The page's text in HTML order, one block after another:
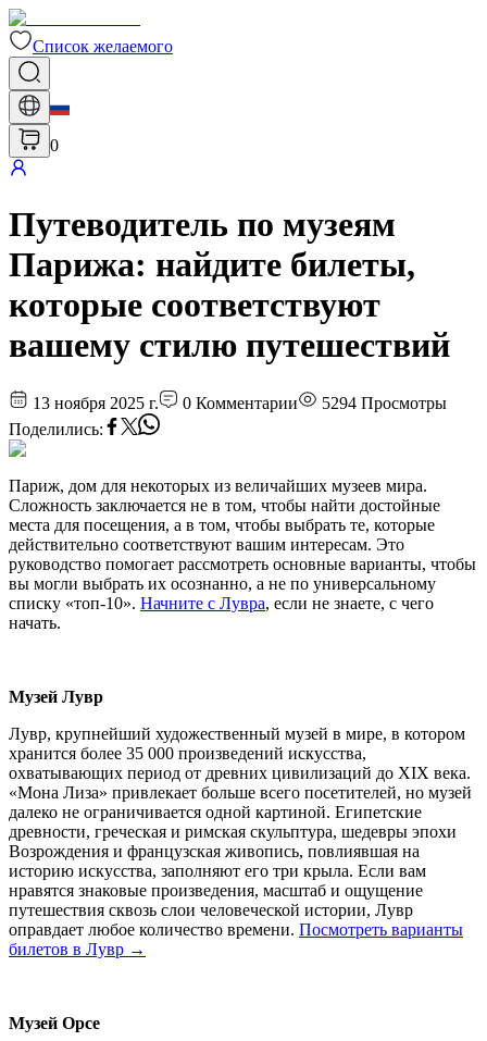
Список желаемого
0
Путеводитель по музеям
Парижа: найдите билеты,
которые соответствуют
вашему стилю путешествий
13 ноября 2025 г. 0 Комментарии 5294 Просмотры
Поделились:
Париж, дом для некоторых из величайших музеев мира.
Сложность заключается не в том, чтобы найти достойные
места для посещения, а в том, чтобы выбрать те, которые
действительно соответствуют вашим интересам. Это
руководство помогает рассмотреть основные варианты, чтобы
вы могли выбрать их осознанно, а не по универсальному
списку «топ-10». Начните с Лувра, если не знаете, с чего
начать.
Музей Лувр
Лувр, крупнейший художественный музей в мире, в котором
хранится более 35 000 произведений искусства,
охватывающих период от древних цивилизаций до XIX века.
«Мона Лиза» привлекает больше всего посетителей, но музей
далеко не ограничивается одной картиной. Египетские
древности, греческая и римская скульптура, шедевры эпохи
Возрождения и французская живопись, повлиявшая на
историю искусства, заполняют его три крыла. Если вам
нравятся знаковые произведения, масштаб и ощущение
путешествия сквозь слои человеческой истории, Лувр
оправдает любое количество времени. Посмотреть варианты
билетов в Лувр →
Музей Орсе